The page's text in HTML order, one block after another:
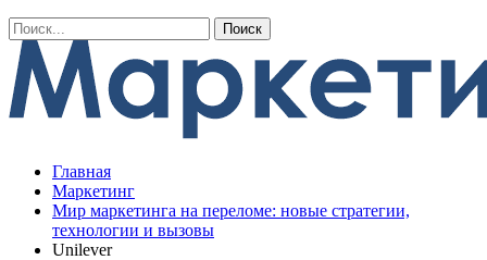
Главная
Маркетинг
Мир маркетинга на переломе: новые стратегии,
технологии и вызовы
Unilever